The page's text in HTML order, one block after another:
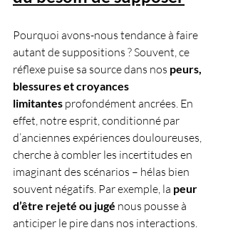
Pourquoi avons-nous tendance à faire
autant de suppositions ? Souvent, ce
réflexe puise sa source dans nos peurs,
blessures et croyances
limitantes profondément ancrées. En
effet, notre esprit, conditionné par
d’anciennes expériences douloureuses,
cherche à combler les incertitudes en
imaginant des scénarios – hélas bien
souvent négatifs. Par exemple, la peur
d’être rejeté ou jugé nous pousse à
anticiper le pire dans nos interactions.